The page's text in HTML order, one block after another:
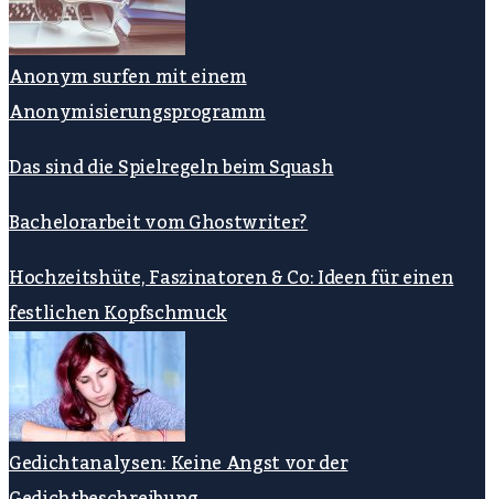
Anonym surfen mit einem
Anonymisierungsprogramm
Das sind die Spielregeln beim Squash
Bachelorarbeit vom Ghostwriter?
Hochzeitshüte, Faszinatoren & Co: Ideen für einen
festlichen Kopfschmuck
Gedichtanalysen: Keine Angst vor der